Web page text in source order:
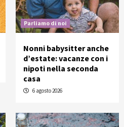
Parliamo di noi
Nonni babysitter anche
d’estate: vacanze con i
nipoti nella seconda
casa
6 agosto 2026